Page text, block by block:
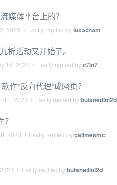
媒体平台上的？
2023 • Lastly replied bylucacham
折活动又开始了。
16, 2023 • Lastly replied byc7in7
件“反向代理”成网页？
11, 2023 • Lastly replied bybutanediol2d
2023 • Lastly replied bycallmesmc
• Lastly replied bybutanediol2d